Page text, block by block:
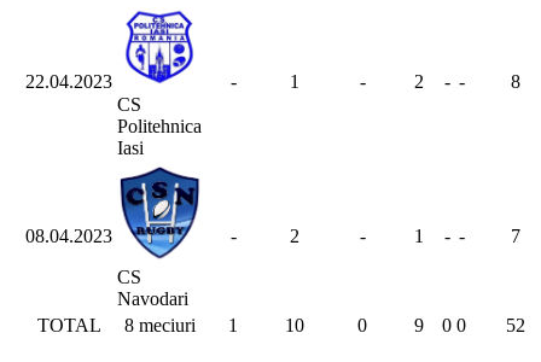
22.04.2023
CS
Politehnica
Iasi
- 1 - 2 - - 8
08.04.2023
CS
Navodari
- 2 - 1 - - 7
TOTAL 8 meciuri 1 10 0 9 0 0 52